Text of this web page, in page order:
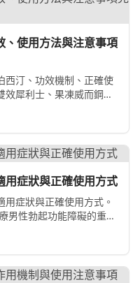
、使用方法與注意事項
西汀、功效機制、正確使
效犀利士、果凍威而鋼雙
用症狀與正確使用方式
症狀與正確使用方式。
男性勃起功能障礙的重要